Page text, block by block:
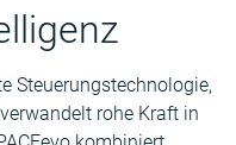
Steuerungstechnologie,
rohe Kraft in